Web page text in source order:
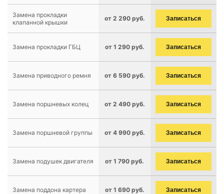
Замена прокладки
клапанной крышки
от 2 290 руб. Записаться
Замена прокладки ГБЦ от 1 290 руб. Записаться
Замена приводного ремня от 6 590 руб. Записаться
Замена поршневых колец от 2 490 руб. Записаться
Замена поршневой группы от 4 990 руб. Записаться
Замена подушек двигателя от 1 790 руб. Записаться
Замена поддона картера от 1 690 руб. Записаться